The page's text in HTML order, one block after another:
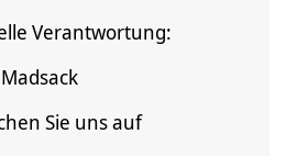
Verantwortung:
Madsack
Sie uns auf